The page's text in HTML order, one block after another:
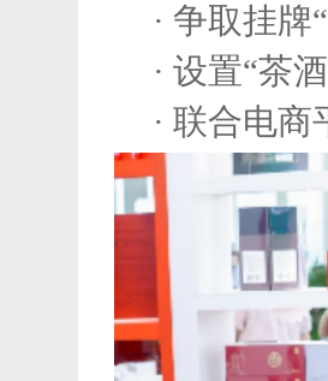
· 争取挂牌
· 设置“茶
· 联合电